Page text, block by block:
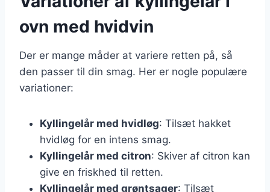
ovn med hvidvin
Der er mange måder at variere retten på, så
den passer til din smag. Her er nogle populære
variationer:
Kyllingelår med hvidløg: Tilsæt hakket
hvidløg for en intens smag.
Kyllingelår med citron: Skiver af citron kan
give en friskhed til retten.
Kyllingelår med grøntsager: Tilsæt